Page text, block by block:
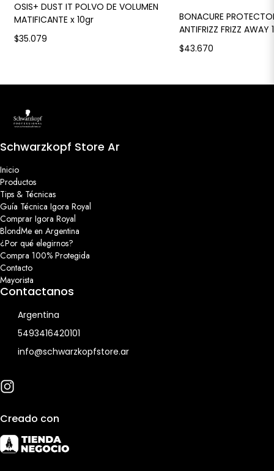
OSIS+ DUST IT POLVO DE VOLUMEN
MATIFICANTE x 10gr
$35.079
BONACURE
ANTIFRIZZ FRIZZ AWAY
$43.670
Schwarzkopf Store Ar
Inicio
Productos
Tips & Técnicas
Guía Técnica Igora Royal
Comprar Igora Royal
BlondMe en Argentina
¿Por qué elegirnos?
Compra 100% Protegida
Contacto
Mayorista
Contactanos
Argentina
5493416420101
info@schwarzkopfstore.ar
Creado con